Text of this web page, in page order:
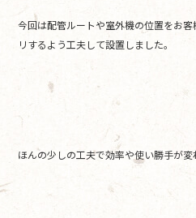
今回は配管ルートや室外機の位置をお
リするよう工夫して設置しました。
ほんの少しの工夫で効率や使い勝手が変